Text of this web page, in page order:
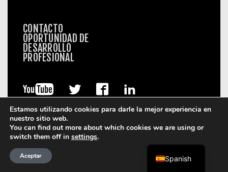
CONTACTO
OPORTUNIDAD DE
DESARROLLO
PROFESIONAL
Estamos utilizando cookies para darle la mejor experiencia en
nuestro sitio web.
You can find out more about which cookies we are using or
switch them off in settings.
Aceptar Spanish